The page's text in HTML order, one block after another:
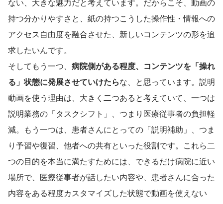
ない、大きな魅力だと考えています。だからこそ、動画の
持つ分かりやすさと、紙の持つこうした操作性・情報への
アクセス自由度を融合させた、新しいコンテンツの形を追
求したいんです。
そしてもう一つ、 病院側がある程度、コンテンツを「操れ
る」状態に発展させていけたらな、と思っています。説明
動画を使う理由は、大きく二つあると考えていて、一つは
説明業務の「タスクシフト」、つまり医療従事者の負担軽
減。もう一つは、患者さんにとっての「説明補助」、つま
り予習や復習、他者への共有といった役割です。これら二
つの目的を本当に満たすためには、できるだけ病院に近い
場所で、医療従事者が話したい内容や、患者さんに合った
内容をある程度カスタマイズした状態で動画を使えない